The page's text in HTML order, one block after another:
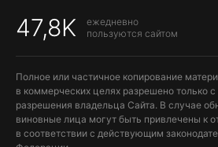
47,8K
ежедневно
пользуются сайтом
Полное или частичное копирование
в коммерческих целях разрешено только
разрешения владельца Сайта. В случае
виновные лица могут быть привлечены к
в соответствии с действующим